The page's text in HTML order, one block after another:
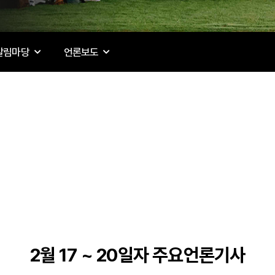
림마당 언론보도
2월 17 ~ 20일자 주요언론기사